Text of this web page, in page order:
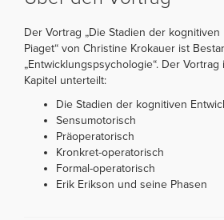
Der Vortrag „Die Stadien der
Piaget“ von Christine Krokauer ist
„Entwicklungspsychologie“. Der
Kapitel unterteilt:
Die Stadien der kognitiven
Sensumotorisch
Präoperatorisch
Kronkret-operatorisch
Formal-operatorisch
Erik Erikson und seine Phasen